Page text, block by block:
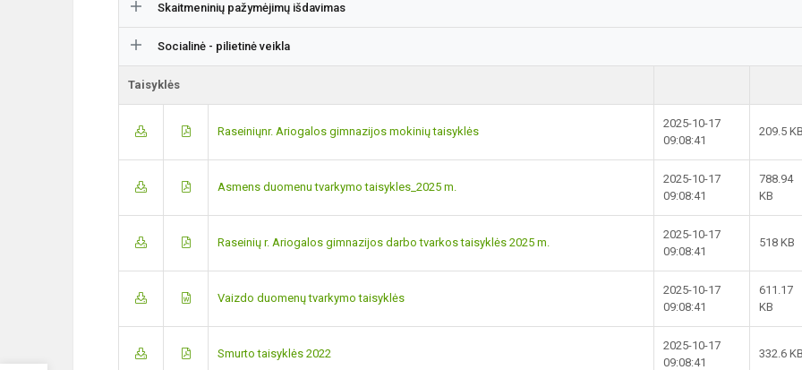
Skaitmeninių pažymėjimų išdavimas
Socialinė - pilietinė veikla
Taisyklės
Raseiniųnr. Ariogalos gimnazijos mokinių taisyklės
2025-10-17
09:08:41
209.5
Asmens duomenu tvarkymo taisykles_2025 m.
2025-10-17
09:08:41
788.94
KB
Raseinių r. Ariogalos gimnazijos darbo tvarkos taisyklės 2025 m.
2025-10-17
09:08:41
518 KB
Vaizdo duomenų tvarkymo taisyklės
2025-10-17
09:08:41
611.17
KB
Smurto taisyklės 2022
2025-10-17
09:08:41
332.6